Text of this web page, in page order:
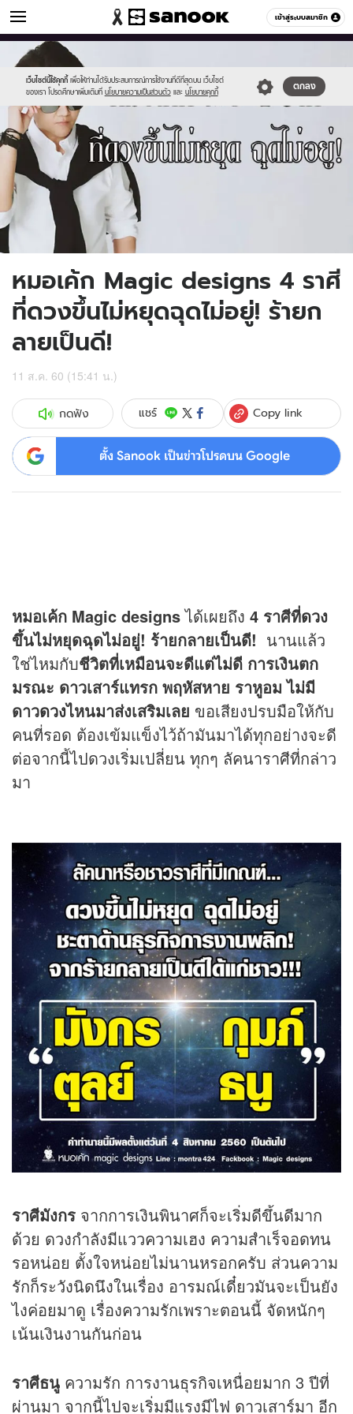
เข้าสู่ระบบสมาชิก
ดูดวง หมวดอื่นๆ
เว็บไซต์นี้ใช้คุกกี้ เพื่อให้ท่านได้รับประสบการณ์การใช้งานที่ดีที่สุดบน เว็บไซต์
ของเรา โปรดศึกษาเพิ่มเติมที่ นโยบายความเป็นส่วนตัว และ นโยบายคุกกี้
ตกลง
Sanook
//s.isanook.com/sr/0/images/logo-
new-
sanook.png
600
//s.isanook.com/ho/0/ud/24/122145/ccc.jpg
หมอเค้ก Magic designs 4 ราศี
ที่ดวงขึ้นไม่หยุดฉุดไม่อยู่! ร้ายก
ลายเป็นดี!
11 ส.ค. 60 (15:41 น.)
กดฟัง แชร์ Copy link
ตั้ง Sanook เป็นข่าวโปรดบน Google
หมอเค้ก Magic designsได้เผยถึง 4 ราศีที่ดวง
ขึ้นไม่หยุดฉุดไม่อยู่! ร้ายกลายเป็นดี! นานแล้ว
ใช่ไหมกับชีวิตที่เหมือนจะดีแต่ไม่ดี การเงินตก
มรณะ ดาวเสาร์แทรก พฤหัสหาย ราหูอม ไม่มี
ดาวดวงไหนมาส่งเสริมเลย ขอเสียงปรบมือให้กับ
คนที่รอด ต้องเข้มแข็งไว้ถ้ามันมาได้ทุกอย่างจะดี
ต่อจากนี้ไปดวงเริ่มเปลี่ยน ทุกๆ ลัคนาราศีที่กล่าว
มา
ราศีมังกร จากการเงินพินาศก็จะเริ่มดีขึ้นดีมาก
ด้วย ดวงกำลังมีแววความเฮง ความสำเร็จอดทน
รอหน่อย ตั้งใจหน่อยไม่นานหรอกครับ ส่วนความ
รักก็ระวังนิดนึงในเรื่อง อารมณ์เดี๋ยวมันจะเป็นยัง
ไงค่อยมาดู เรื่องความรักเพราะตอนนี้ จัดหนักๆ
เน้นเงินงานกันก่อน
ราศีธนู ความรัก การงานธุรกิจเหนื่อยมาก 3 ปีที่
ผ่านมา จากนี้ไปจะเริ่มมีแรงมีไฟ ดาวเสาร์มา อีก